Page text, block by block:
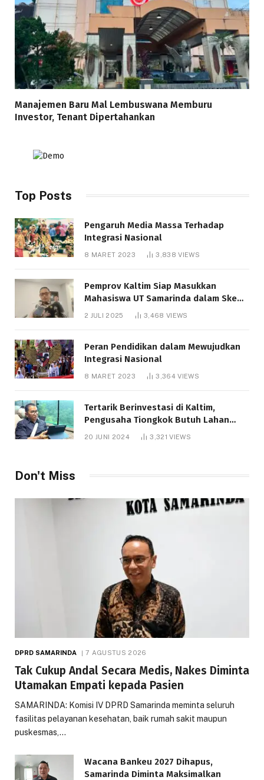
Manajemen Baru Mal Lembuswana Memburu
Investor, Tenant Dipertahankan
Top Posts
Pengaruh Media Massa Terhadap
Integrasi Nasional
8 MARET 2023 3,838VIEWS
Pemprov Kaltim Siap Masukkan
Mahasiswa UT Samarinda dalam Skema
Bantuan Pendidikan Gratispol
2 JULI 2025 3,468 VIEWS
Peran Pendidikan dalam Mewujudkan
Integrasi Nasional
8 MARET 2023 3,364VIEWS
Tertarik Berinvestasi di Kaltim,
Pengusaha Tiongkok Butuh Lahan
1.000 Hektare
20 JUNI 2024 3,321VIEWS
Don't Miss
DPRD SAMARINDA 7 AGUSTUS 2026
Tak Cukup Andal Secara Medis, Nakes Diminta
Utamakan Empati kepada Pasien
SAMARINDA: Komisi IV DPRD Samarinda meminta seluruh
fasilitas pelayanan kesehatan, baik rumah sakit maupun
puskesmas,…
Wacana Bankeu 2027 Dihapus,
Samarinda Diminta Maksimalkan